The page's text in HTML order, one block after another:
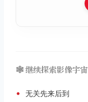
🕸️ 继续探索影像宇宙
• 无关先来后到